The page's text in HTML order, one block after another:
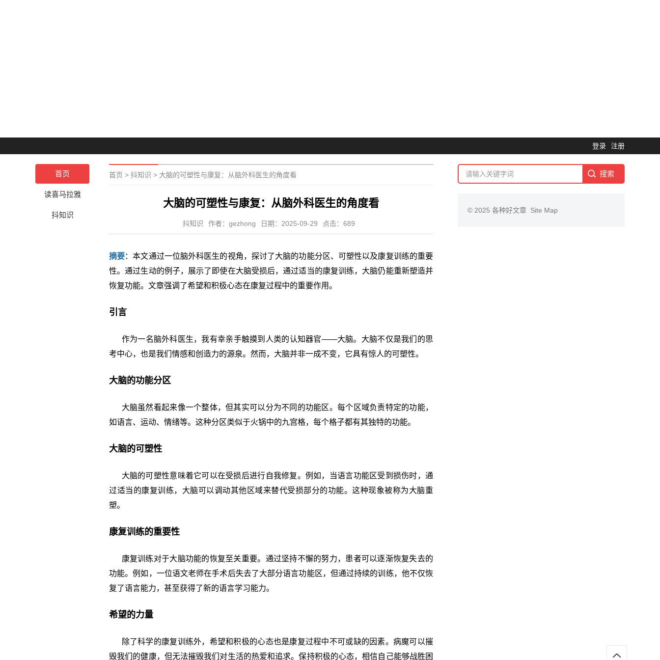
登录 注册
首页
读喜马拉雅
抖知识
首页 > 抖知识 > 大脑的可塑性与康复：从脑外科医生的角度看
大脑的可塑性与康复：从脑外科医生的角度看
抖知识 作者：gezhong 日期：2025-09-29 点击：689
摘要：本文通过一位脑外科医生的视角，探讨了大脑的功能分区、可塑性以及康复训练的重要
性。通过生动的例子，展示了即使在大脑受损后，通过适当的康复训练，大脑仍能重新塑造并
恢复功能。文章强调了希望和积极心态在康复过程中的重要作用。
引言
作为一名脑外科医生，我有幸亲手触摸到人类的认知器官——大脑。大脑不仅是我们的思
考中心，也是我们情感和创造力的源泉。然而，大脑并非一成不变，它具有惊人的可塑性。
大脑的功能分区
大脑虽然看起来像一个整体，但其实可以分为不同的功能区。每个区域负责特定的功能，
如语言、运动、情绪等。这种分区类似于火锅中的九宫格，每个格子都有其独特的功能。
大脑的可塑性
大脑的可塑性意味着它可以在受损后进行自我修复。例如，当语言功能区受到损伤时，通
过适当的康复训练，大脑可以调动其他区域来替代受损部分的功能。这种现象被称为大脑重
塑。
康复训练的重要性
康复训练对于大脑功能的恢复至关重要。通过坚持不懈的努力，患者可以逐渐恢复失去的
功能。例如，一位语文老师在手术后失去了大部分语言功能区，但通过持续的训练，他不仅恢
复了语言能力，甚至获得了新的语言学习能力。
希望的力量
除了科学的康复训练外，希望和积极的心态也是康复过程中不可或缺的因素。病魔可以摧
毁我们的健康，但无法摧毁我们对生活的热爱和追求。保持积极的心态，相信自己能够战胜困
© 2025 各种好文章 Site Map